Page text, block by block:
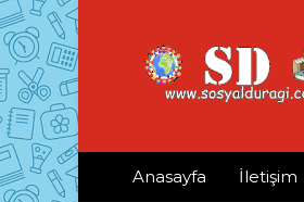
Anasayfa İletişim